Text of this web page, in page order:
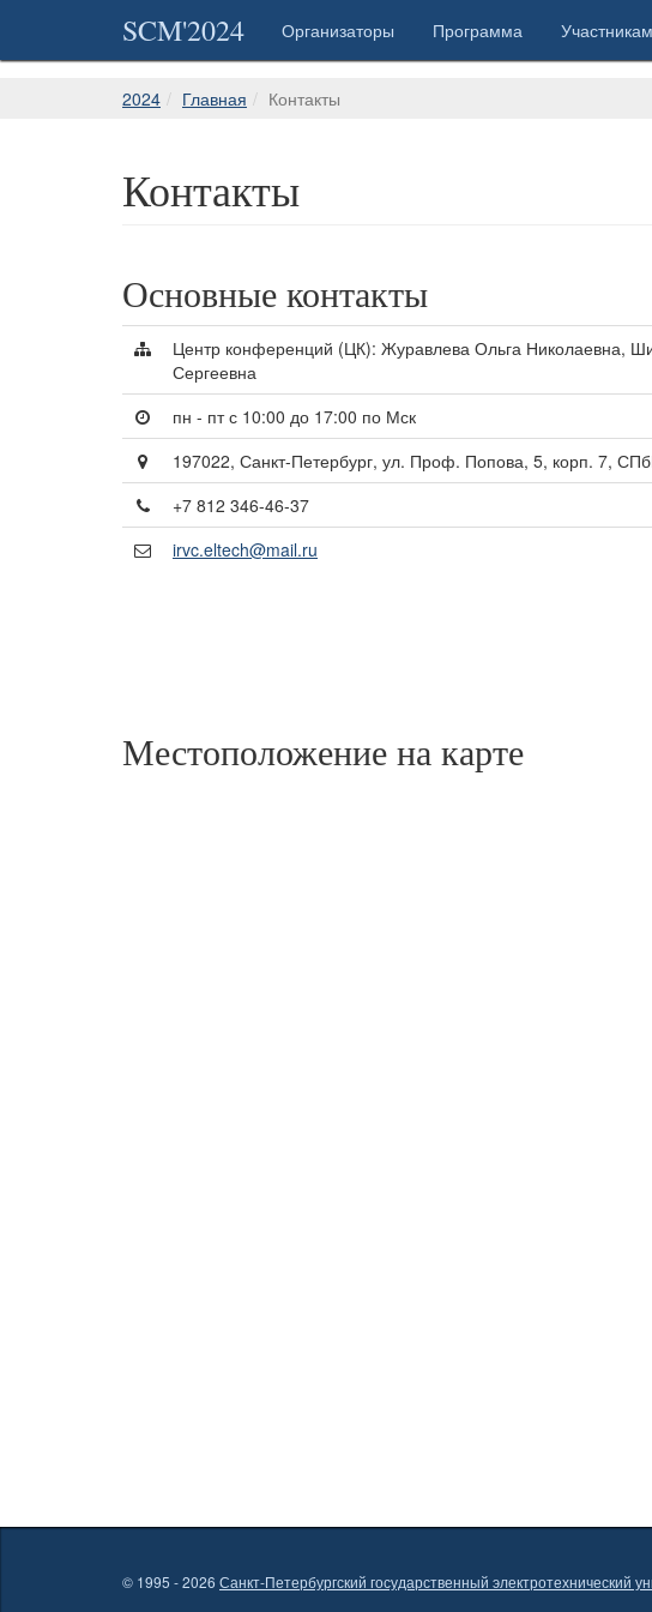
SCM'2024 Организаторы Программа Участникам
2024 Главная Контакты
Контакты
Основные контакты
Центр конференций (ЦК): Журавлева Ольга Николаевна,
Сергеевна
пн - пт с 10:00 до 17:00 по Мск
197022, Санкт-Петербург, ул. Проф. Попова, 5, корп. 7,
+7 812 346-46-37
irvc.eltech@mail.ru
Местоположение на карте
© 1995 - 2026 Санкт-Петербургский государственный